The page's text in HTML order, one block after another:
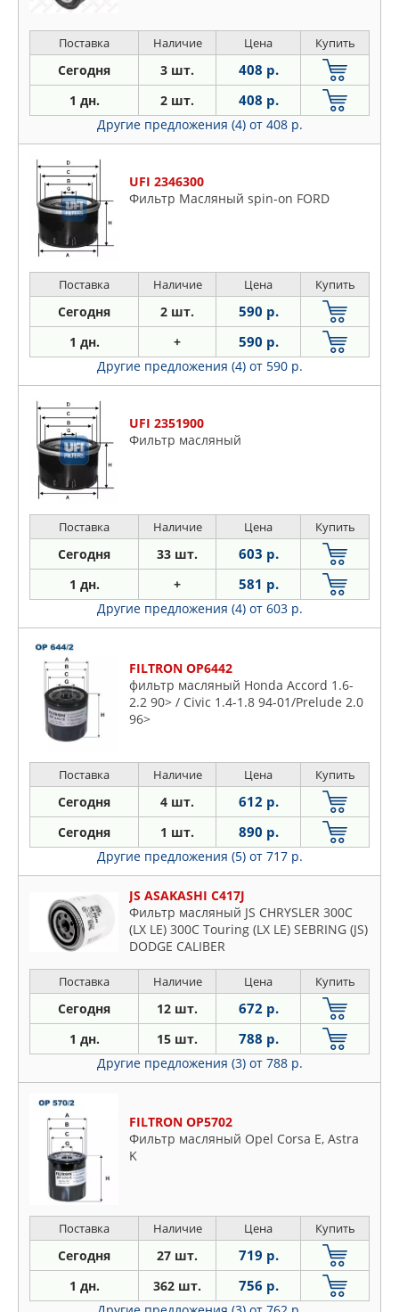
Поставка Наличие Цена Купить
Сегодня 3 шт. 408 р.
1 дн. 2 шт. 408 р.
Другие предложения (4) от 408 р.
UFI 2346300
Фильтр Масляный spin-on FORD
Поставка Наличие Цена Купить
Сегодня 2 шт. 590 р.
1 дн. + 590 р.
Другие предложения (4) от 590 р.
UFI 2351900
Фильтр масляный
Поставка Наличие Цена Купить
Сегодня 33 шт. 603 р.
1 дн. + 581 р.
Другие предложения (4) от 603 р.
FILTRON OP6442
фильтр масляный Honda Accord 1.6-
2.2 90> / Civic 1.4-1.8 94-01/Prelude 2.0
96>
Поставка Наличие Цена Купить
Сегодня 4 шт. 612 р.
Сегодня 1 шт. 890 р.
Другие предложения (5) от 717 р.
JS ASAKASHI C417J
Фильтр масляный JS CHRYSLER 300C
(LX LE) 300C Touring (LX LE) SEBRING (JS)
DODGE CALIBER
Поставка Наличие Цена Купить
Сегодня 12 шт. 672 р.
1 дн. 15 шт. 788 р.
Другие предложения (3) от 788 р.
FILTRON OP5702
Фильтр масляный Opel Corsa E, Astra
K
Поставка Наличие Цена Купить
Сегодня 27 шт. 719 р.
1 дн. 362 шт. 756 р.